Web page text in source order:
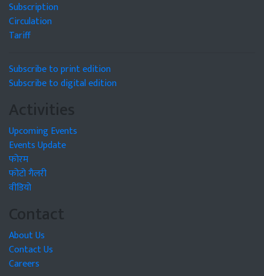
Subscription
Circulation
Tariff
Subscribe to print edition
Subscribe to digital edition
Activities
Upcoming Events
Events Update
फोरम
फोटो गैलरी
वीडियो
Contact
About Us
Contact Us
Careers